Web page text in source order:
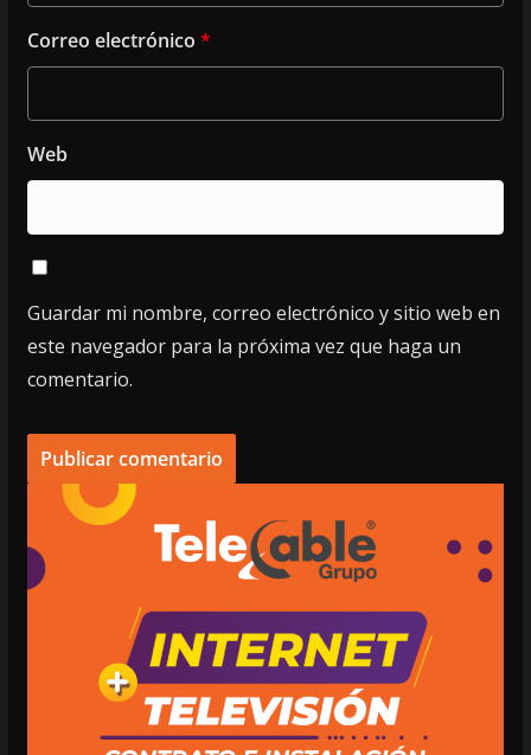
Correo electrónico *
Web
Guardar mi nombre, correo electrónico y sitio web en
este navegador para la próxima vez que haga un
comentario.